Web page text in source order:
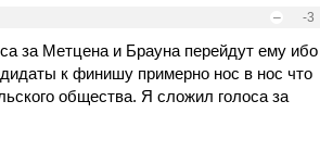
– -3
за Метцена и Брауна перейдут ему ибо
к финишу примерно нос в нос что
общества. Я сложил голоса за